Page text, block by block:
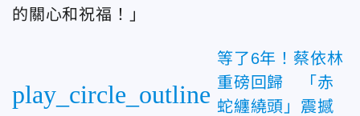
的關心和祝福！」
play_circle_outline
等了6年！蔡依林
重磅回歸 「赤
蛇纏繞頭」震撼